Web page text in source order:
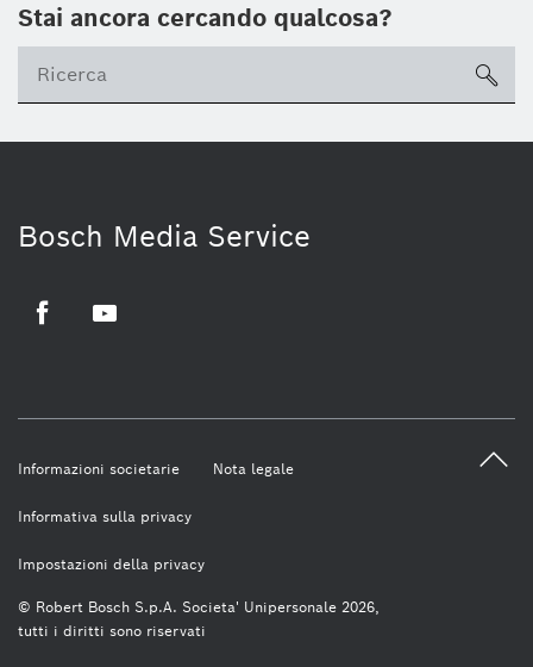
Stai ancora cercando qualcosa?
Bosch Media Service
© Robert Bosch S.p.A. Societa' Unipersonale 2026,
tutti i diritti sono riservati
Informazioni societarie Nota legale
Informativa sulla privacy
Impostazioni della privacy